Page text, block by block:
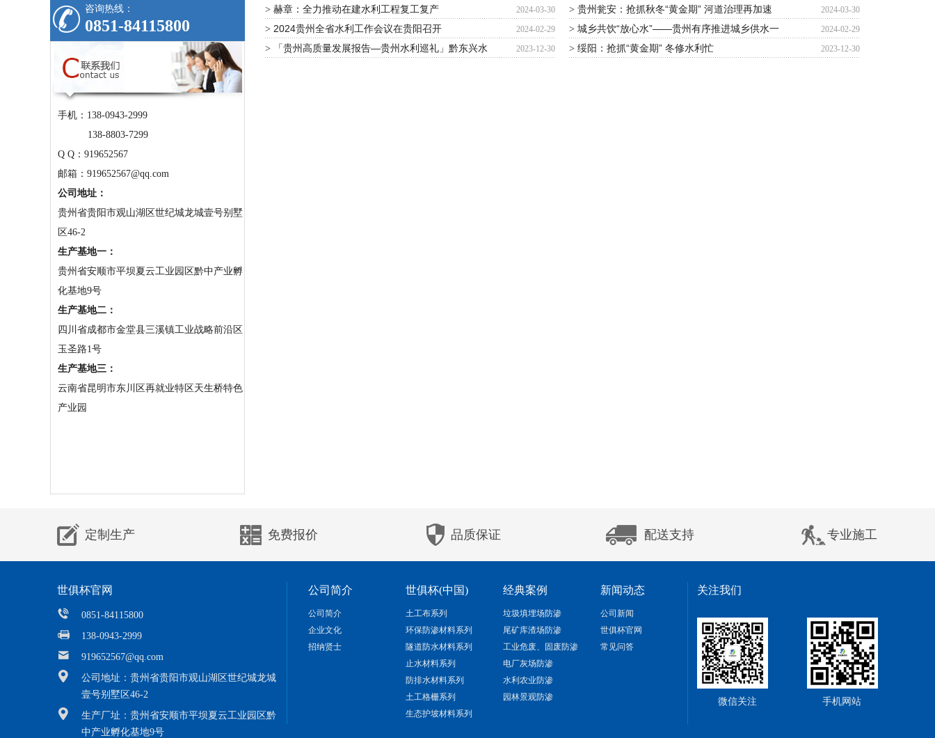
咨询热线：
0851-84115800
手机： 138-0943-2999
138-8803-7299
Q Q：919652567
邮箱：919652567@qq.com
公司地址：
贵州省贵阳市观山湖区世纪城龙城壹号别墅
区46-2
生产基地一：
贵州省安顺市平坝夏云工业园区黔中产业孵
化基地9号
生产基地二：
四川省成都市金堂县三溪镇工业战略前沿区
玉圣路1号
生产基地三：
云南省昆明市东川区再就业特区天生桥特色
产业园
> 赫章：全力推动在建水利工程复工复产 2024-03-30 > 贵州瓮安：抢抓秋冬“黄金期” 河道治理再加速 2024-03-30
> 2024贵州全省水利工作会议在贵阳召开 2024-02-29 > 城乡共饮“放心水”——贵州有序推进城乡供水一 2024-02-29
> 「贵州高质量发展报告—贵州水利巡礼」黔东兴水 2023-12-30 > 绥阳：抢抓“黄金期” 冬修水利忙 2023-12-30
定制生产 免费报价 品质保证 配送支持 专业施工
世俱杯官网
0851-84115800
138-0943-2999
919652567@qq.com
公司地址：贵州省贵阳市观山湖区世纪城龙城
壹号别墅区46-2
生产厂址：贵州省安顺市平坝夏云工业园区黔
中产业孵化基地9号
公司简介
公司简介
企业文化
招纳贤士
世俱杯(中国)
土工布系列
环保防渗材料系列
隧道防水材料系列
止水材料系列
防排水材料系列
土工格栅系列
生态护坡材料系列
经典案例
垃圾填埋场防渗
尾矿库渣场防渗
工业危废、固废防渗
电厂灰场防渗
水利农业防渗
园林景观防渗
新闻动态
公司新闻
世俱杯官网
常见问答
关注我们
微信关注 手机网站